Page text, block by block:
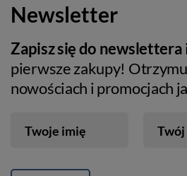
Newsletter
Zapisz się do newslettera
pierwsze zakupy!
nowościach i promocjach
Twoje imię Twój